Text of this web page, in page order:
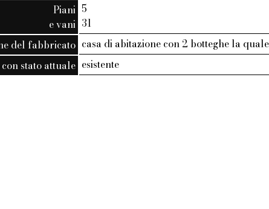
Piani
e vani
5
31
del fabbricato casa di abitazione con 2 botteghe la
stato attuale esistente